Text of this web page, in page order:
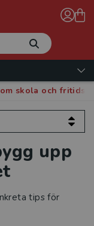
skola och
skola
upp
tips för